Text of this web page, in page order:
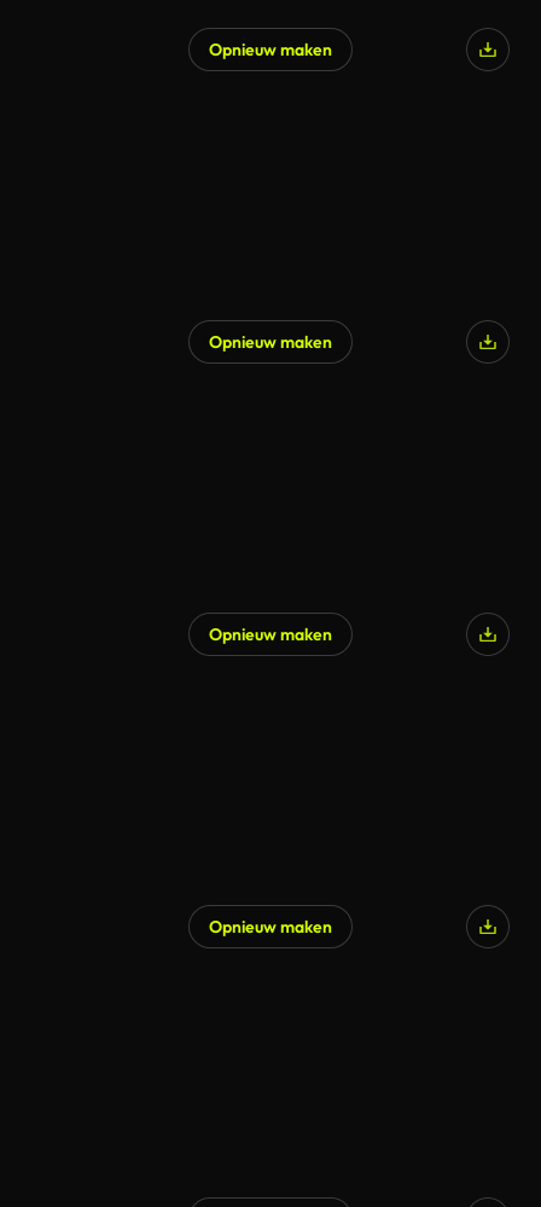
Opnieuw maken
Opnieuw maken
Opnieuw maken
Opnieuw maken